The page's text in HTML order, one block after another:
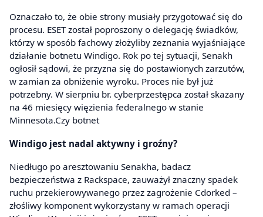
Oznaczało to, że obie strony musiały przygotować się do
procesu. ESET został poproszony o delegację świadków,
którzy w sposób fachowy złożyliby zeznania wyjaśniające
działanie botnetu Windigo. Rok po tej sytuacji, Senakh
ogłosił sądowi, że przyzna się do postawionych zarzutów,
w zamian za obniżenie wyroku. Proces nie był już
potrzebny. W sierpniu br. cyberprzestępca został skazany
na 46 miesięcy więzienia federalnego w stanie
Minnesota.Czy botnet
Windigo jest nadal aktywny i groźny?
Niedługo po aresztowaniu Senakha, badacz
bezpieczeństwa z Rackspace, zauważył znaczny spadek
ruchu przekierowywanego przez zagrożenie Cdorked –
złośliwy komponent wykorzystany w ramach operacji